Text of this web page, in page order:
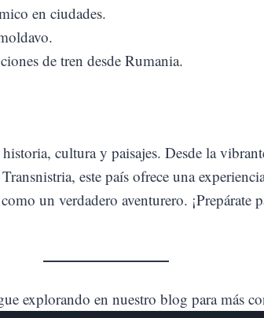
en ciudades.
de tren desde Rumania.
cultura y paisajes. Desde la
este país ofrece una
un verdadero aventurero. ¡Prepárate
explorando en nuestro blog para más